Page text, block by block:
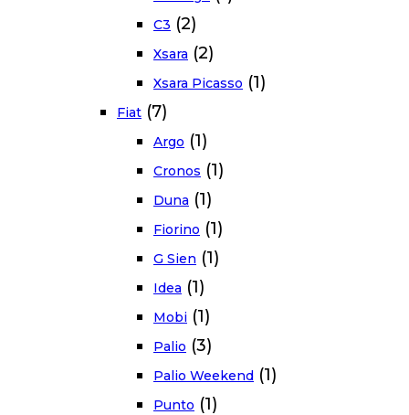
C3 (2)
Xsara (2)
Xsara Picasso (1)
Fiat (7)
Argo (1)
Cronos (1)
Duna (1)
Fiorino (1)
G Sien (1)
Idea (1)
Mobi (1)
Palio (3)
Palio Weekend (1)
Punto (1)